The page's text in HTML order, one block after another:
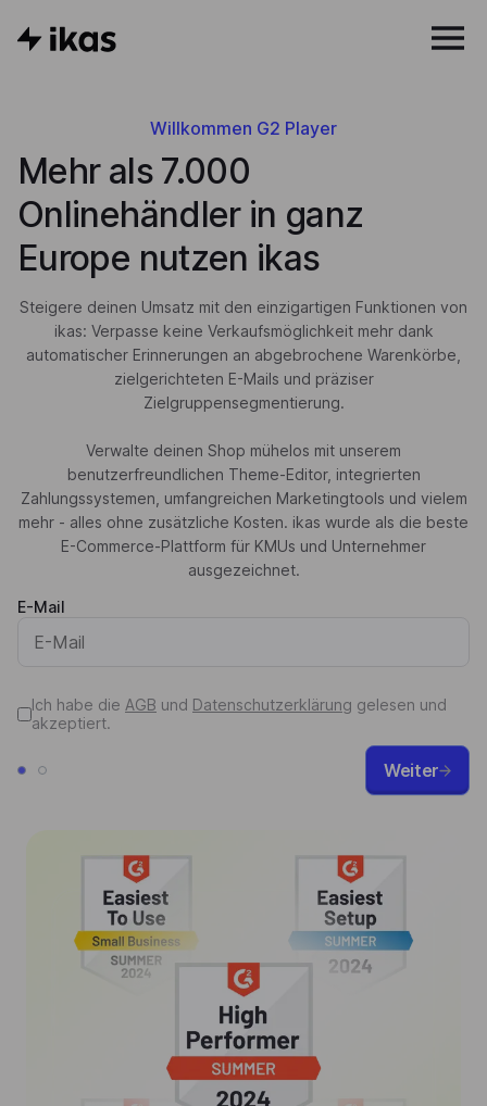
Willkommen G2 Player
Mehr als 7.000
Onlinehändler in ganz
Europe nutzen ikas
Steigere deinen Umsatz mit den einzigartigen Funktionen von
ikas: Verpasse keine Verkaufsmöglichkeit mehr dank
automatischer Erinnerungen an abgebrochene Warenkörbe,
zielgerichteten E-Mails und präziser
Zielgruppensegmentierung.
Verwalte deinen Shop mühelos mit unserem
benutzerfreundlichen Theme-Editor, integrierten
Zahlungssystemen, umfangreichen Marketingtools und vielem
mehr - alles ohne zusätzliche Kosten. ikas wurde als die beste
E-Commerce-Plattform für KMUs und Unternehmer
ausgezeichnet.
E-Mail
Ich habe die AGB und Datenschutzerklärung gelesen und
akzeptiert.
Weiter